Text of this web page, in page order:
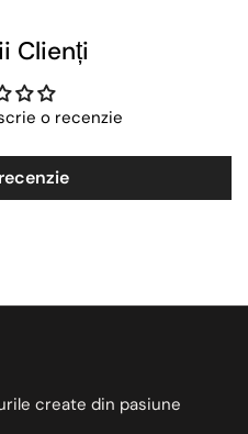
Clienți
o recenzie
create din pasiune